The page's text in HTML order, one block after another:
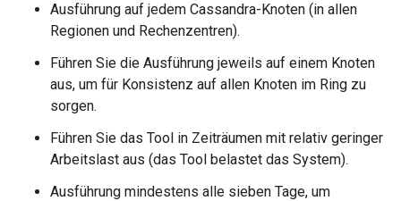
Ausführung auf jedem Cassandra-Knoten (in allen
Regionen und Rechenzentren).
Führen Sie die Ausführung jeweils auf einem Knoten
aus, um für Konsistenz auf allen Knoten im Ring zu
sorgen.
Führen Sie das Tool in Zeiträumen mit relativ geringer
Arbeitslast aus (das Tool belastet das System).
Ausführung mindestens alle sieben Tage, um